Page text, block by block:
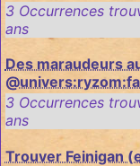
3 Occurrences
ans
Des maraudeurs
3 Occurrences
ans
Trouver Feinigan